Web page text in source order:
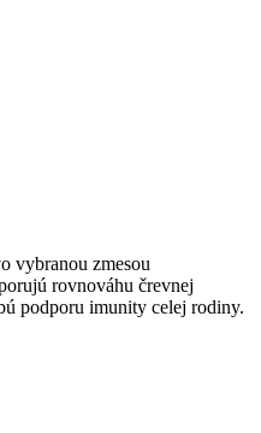
vybranou zmesou
rovnováhu črevnej
podporu imunity celej rodiny.